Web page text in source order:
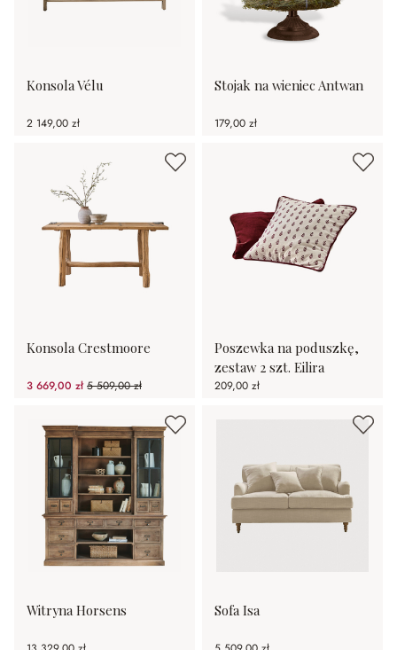
Konsola Vélu
2 149,00 zł
Stojak na wieniec Antwan
179,00 zł
Konsola Crestmoore
3 669,00 zł5 509,00 zł
(33.4%spared)
Poszewka na poduszkę,
zestaw 2 szt. Eilira
209,00 zł
Witryna Horsens Sofa Isa